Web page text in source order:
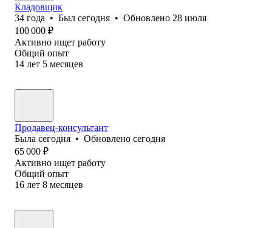
Кладовщик
34 года • Был сегодня • Обновлено 28 июля
100 000 ₽
Активно ищет работу
Общий опыт
14 лет 5 месяцев
Продавец-консультант
Была сегодня • Обновлено сегодня
65 000 ₽
Активно ищет работу
Общий опыт
16 лет 8 месяцев